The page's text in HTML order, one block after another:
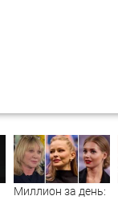
Миллион за день: